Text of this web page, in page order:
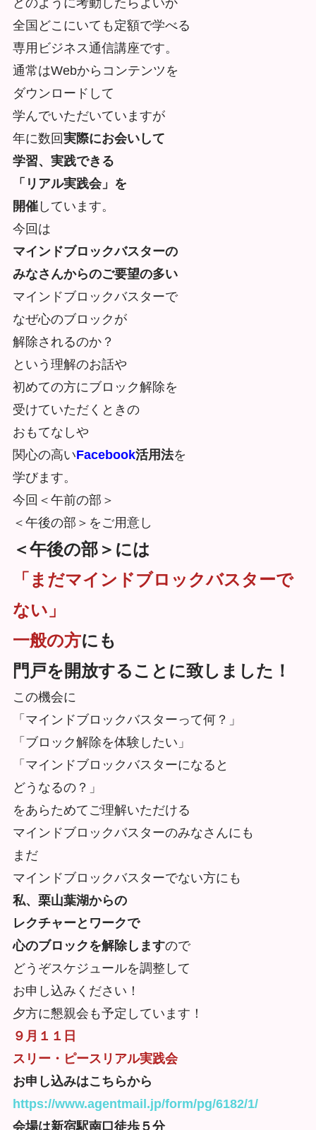
全国どこにいても定額で学べる
専用ビジネス通信講座です。
通常はWebからコンテンツを
ダウンロードして
学んでいただいていますが
年に数回実際にお会いして
学習、実践できる
「リアル実践会」を
開催しています。
今回は
マインドブロックバスターの
みなさんからのご要望の多い
マインドブロックバスターで
なぜ心のブロックが
解除されるのか？
という理解のお話や
初めての方にブロック解除を
受けていただくときの
おもてなしや
関心の高いFacebook活用法を
学びます。
今回＜午前の部＞
＜午後の部＞をご用意し
＜午後の部＞には
「まだマインドブロックバスターで
ない」
一般の方にも
門戸を開放することに致しました！
この機会に
「マインドブロックバスターって何？」
「ブロック解除を体験したい」
「マインドブロックバスターになると
どうなるの？」
をあらためてご理解いただける
マインドブロックバスターのみなさんにも
まだ
マインドブロックバスターでない方にも
私、栗山葉湖からの
レクチャーとワークで
心のブロックを解除しますので
どうぞスケジュールを調整して
お申し込みください！
夕方に懇親会も予定しています！
９月１１日
スリー・ピースリアル実践会
お申し込みはこちらから
https://www.agentmail.jp/form/pg/6182/1/
会場は新宿駅南口徒歩５分